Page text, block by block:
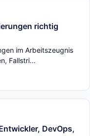
richtig
im Arbeitszeugnis
Fallstri...
DevOps,